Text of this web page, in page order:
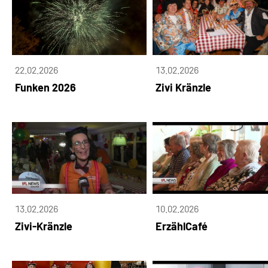
22.02.2026
Funken 2026
13.02.2026
Zivi Kränzle
13.02.2026
Zivi-Kränzle
10.02.2026
ErzählCafé